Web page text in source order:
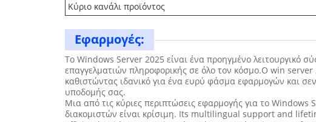
Κύριο κανάλι προϊόντος
Εφαρμογές:
Το Windows Server 2025 είναι ένα προηγμένο λειτουργικό
επαγγελματιών πληροφορικής σε όλο τον κόσμο.Ο win
καθιστώντας ιδανικό για ένα ευρύ φάσμα εφαρμογών και
υποδομής σας.
Μια από τις κύριες περιπτώσεις εφαρμογής για το Windows
διακομιστών είναι κρίσιμη. Its multilingual support and